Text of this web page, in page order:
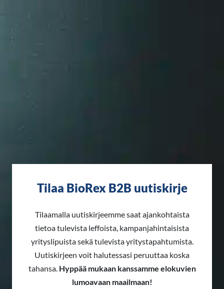
Tilaa BioRex B2B uutiskirje
Tilaamalla uutiskirjeemme saat ajankohtaista
tietoa tulevista leffoista, kampanjahintaisista
yrityslipuista sekä tulevista yritystapahtumista.
Uutiskirjeen voit halutessasi peruuttaa koska
tahansa. Hyppää mukaan kanssamme elokuvien
lumoavaan maailmaan!